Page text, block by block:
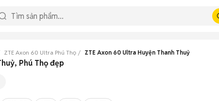
ZTE Axon 60 Ultra Phú Thọ ZTE Axon 60 Ultra Huyện Thanh Thuỷ
Phú Thọ đẹp